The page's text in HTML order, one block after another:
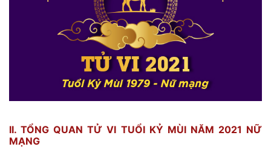
II. TỔNG QUAN TỬ VI TUỔI KỶ MÙI NĂM 2021 NỮ
MẠNG